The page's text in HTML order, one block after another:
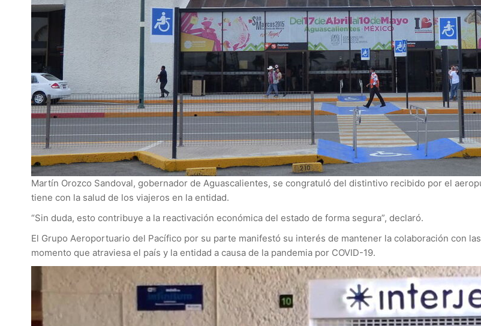
Martín Orozco Sandoval, gobernador de Aguascalientes, se congratuló del distintivo recibido por el
tiene con la salud de los viajeros en la entidad.
“Sin duda, esto contribuye a la reactivación económica del estado de forma segura”, declaró.
El Grupo Aeroportuario del Pacífico por su parte manifestó su interés de mantener la colaboración con
momento que atraviesa el país y la entidad a causa de la pandemia por COVID-19.